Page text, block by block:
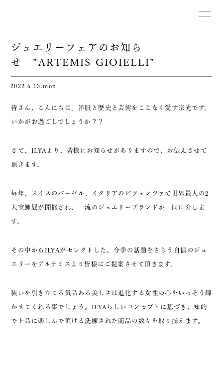
ジュエリーフェアのお知ら
せ ”ARTEMIS GIOIELLI”
2022.6.13.mon
皆さん、こんにちは。洋服と歴史と芸術をこよなく愛す宗光です。
いかがお過ごしでしょうか？？
さて、ILYAより、皆様にお知らせがありますので、お伝えさせて
頂きます。
毎年、スイスのバーゼル、イタリアのビツェンツァで世界最大の2
大宝飾展が開催され、一流のジュエリーブランドが一同に介しま
す。
その中からILYAがセレクトした、今季の話題をさらう自信のジュ
エリーをアルテミスより皆様にご提案させて頂きます。
装いを引き立てる気品ある美しさは進化する女性の心をいっそう輝
かせてくれる事でしょう。ILYAらしいコンセプトに基づき、知的
で上品に楽しんで頂ける洗練された商品の数々を取り揃えます。